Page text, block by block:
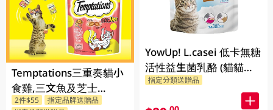
Temptations三重奏貓小
食雞,三文魚及芝士
160GM
2件$55
指定品牌送贈品
YowUp! L.casei 低卡無糖
活性益生菌乳酪 (貓貓專
用/火雞味) 85G
指定分類送贈品